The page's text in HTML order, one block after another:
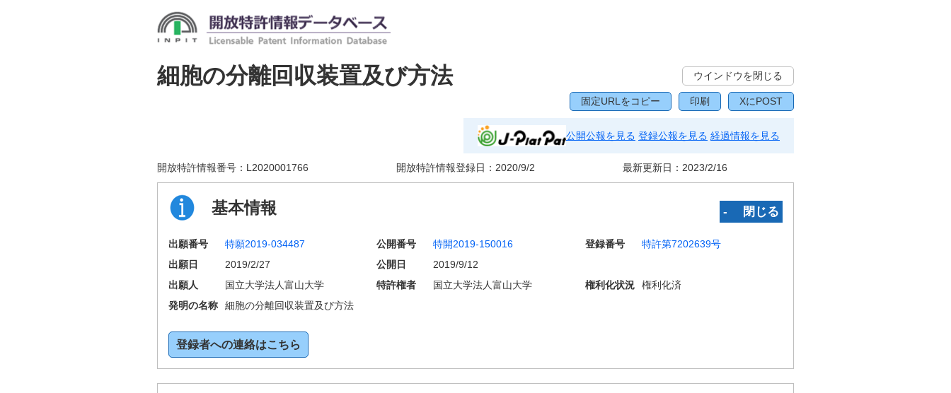
細胞の分離回収装置及び方法 ウインドウを閉じる
固定URLをコピー 印刷 XにPOST
公開公報を見る 登録公報を見る 経過情報を見る
開放特許情報番号： L2020001766 開放特許情報登録日： 2020/9/2 最新更新日： 2023/2/16
基本情報 ‐ 閉じる
出願番号 特願2019-034487 公開番号 特開2019-150016 登録番号
特許第7202639号
出願日
2019/2/27 公開日
2019/9/12
出願人
国立大学法人富山大学 特許権者 国立大学法人富山大学 権利化状況
権利化済
発明の名称
細胞の分離回収装置及び方法
登録者への連絡はこちら